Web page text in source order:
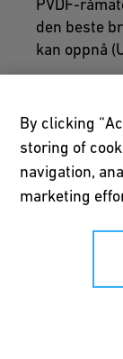
PVDF-
den beste
kan oppnå
SYGEF
enhver
By clicking
storing of
navigation,
marketing